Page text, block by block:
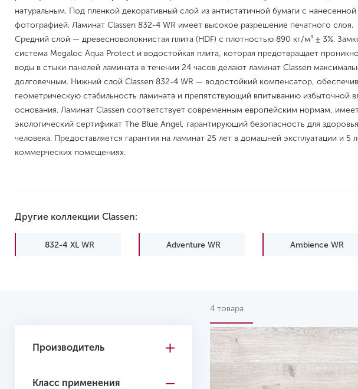
натуральным. Под пленкой декоративный слой из антистатичной бумаги с нанесенной
фотографией. Ламинат Classen 832-4 WR имеет высокое разрешение печатного слоя.
Средний слой — древесноволокнистая плита (HDF) с плотностью 890 кг/м³ ± 3%.
система Megaloc Aqua Protect и водостойкая плита, которая предотвращает
воды в стыки панелей ламината в течении 24 часов делают ламинат Classen
долговечным. Нижний слой Classen 832-4 WR — водостойкий компенсатор,
геометрическую стабильность ламината и препятствующий впитыванию избыточной
основания. Ламинат Classen соответствует современным европейским нормам,
экологический сертификат The Blue Angel, гарантирующий безопасность для здоровья
человека. Предоставляется гарантия на ламинат 25 лет в домашней эксплуатации и 5
коммерческих помещениях.
Другие коллекции Classen:
832-4 XL WR Adventure WR Ambience WR
Nature WR Story WR
4 товара
Производитель
Класс применения